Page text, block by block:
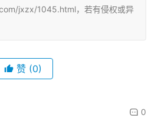
jxzx/1045.html，若有侵权或异
赞 (0)
0